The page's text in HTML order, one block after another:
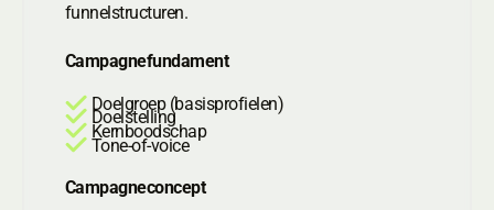
funnelstructuren.
Campagnefundament
Doelgroep (basisprofielen)
Doelstelling
Kernboodschap
Tone-of-voice
Campagneconcept